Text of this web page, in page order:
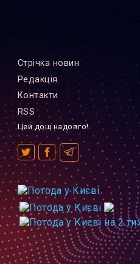
Стрiчка новин
Редакцiя
Контакти
RSS
Цей дощ надовго!